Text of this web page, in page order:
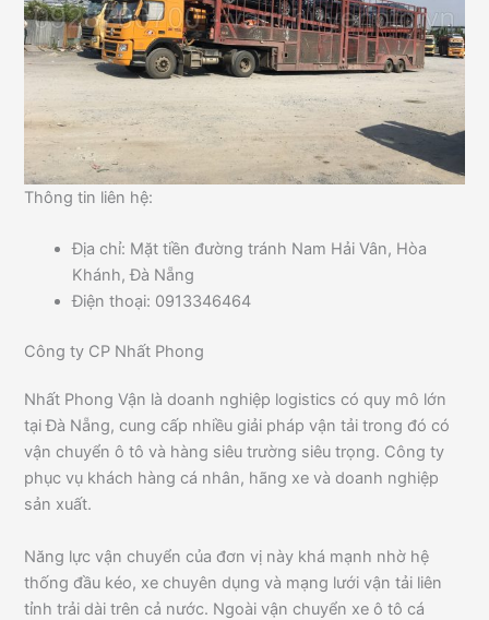
Thông tin liên hệ:
Địa chỉ: Mặt tiền đường tránh Nam Hải Vân, Hòa
Khánh, Đà Nẵng
Điện thoại: 0913346464
Công ty CP Nhất Phong
Nhất Phong Vận là doanh nghiệp logistics có quy mô lớn
tại Đà Nẵng, cung cấp nhiều giải pháp vận tải trong đó có
vận chuyển ô tô và hàng siêu trường siêu trọng. Công ty
phục vụ khách hàng cá nhân, hãng xe và doanh nghiệp
sản xuất.
Năng lực vận chuyển của đơn vị này khá mạnh nhờ hệ
thống đầu kéo, xe chuyên dụng và mạng lưới vận tải liên
tỉnh trải dài trên cả nước. Ngoài vận chuyển xe ô tô cá